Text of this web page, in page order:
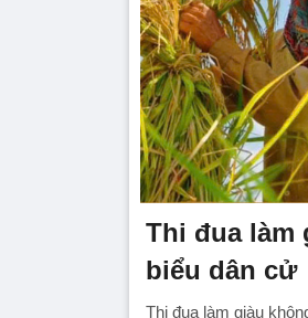
Thi đua làm
biểu dân cử
Thi đua làm giàu